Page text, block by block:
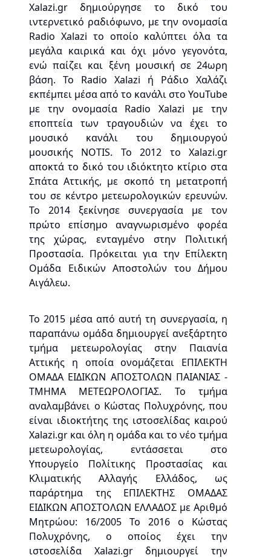
Xalazi.gr δημιούργησε το δικό του
ιντερνετικό ραδιόφωνο, με την ονομασία
Radio Xalazi το οποίο καλύπτει όλα τα
μεγάλα καιρικά και όχι μόνο γεγονότα,
ενώ παίζει και ξένη μουσική σε 24ωρη
βάση. To Radio Xalazi ή Ράδιο Χαλάζι
εκπέμπει μέσα από το κανάλι στο YouTube
με την ονομασία Radio Xalazi με την
εποπτεία των τραγουδιών να έχει το
μουσικό κανάλι του δημιουργού
μουσικής NOTIS. Το 2012 το Xalazi.gr
αποκτά το δικό του ιδιόκτητο κτίριο στα
Σπάτα Αττικής, με σκοπό τη μετατροπή
του σε κέντρο μετεωρολογικών ερευνών.
Το 2014 ξεκίνησε συνεργασία με τον
πρώτο επίσημο αναγνωρισμένο φορέα
της χώρας, ενταγμένο στην Πολιτική
Προστασία. Πρόκειται για την Επίλεκτη
Ομάδα Ειδικών Αποστολών του Δήμου
Αιγάλεω.
Το 2015 μέσα από αυτή τη συνεργασία, η
παραπάνω ομάδα δημιουργεί ανεξάρτητο
τμήμα μετεωρολογίας στην Παιανία
Αττικής η οποία ονομάζεται ΕΠΙΛΕΚΤΗ
ΟΜΑΔΑ ΕΙΔΙΚΩΝ ΑΠΟΣΤΟΛΩΝ ΠΑΙΑΝΙΑΣ -
ΤΜΗΜΑ ΜΕΤΕΩΡΟΛΟΓΙΑΣ. Το τμήμα
αναλαμβάνει ο Κώστας Πολυχρόνης, που
είναι ιδιοκτήτης της ιστοσελίδας καιρού
Xalazi.gr και όλη η ομάδα και το νέο τμήμα
μετεωρολογίας, εντάσσεται στο
Υπουργείο Πολίτικης Προστασίας και
Κλιματικής Αλλαγής Ελλάδος, ως
παράρτημα της ΕΠΙΛΕΚΤΗΣ ΟΜΑΔΑΣ
ΕΙΔΙΚΩΝ ΑΠΟΣΤΟΛΩΝ ΕΛΛΑΔΟΣ με Αριθμό
Μητρώου: 16/2005 Το 2016 ο Κώστας
Πολυχρόνης, ο οποίος έχει την
ιστοσελίδα Xalazi.gr δημιουργεί την